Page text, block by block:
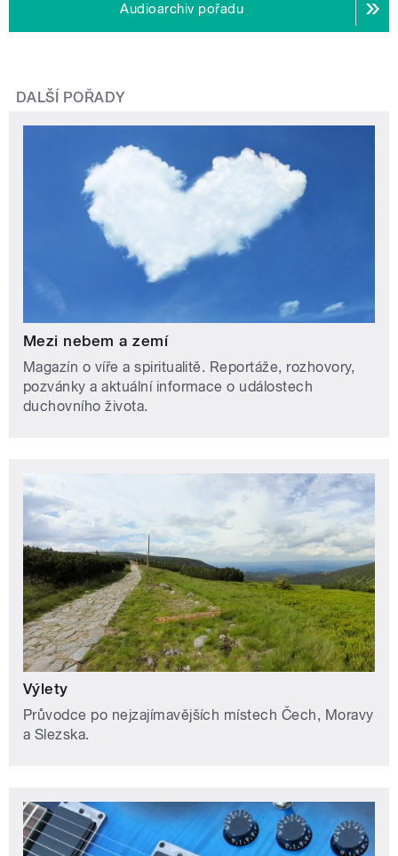
Audioarchiv pořadu
DALŠÍ POŘADY
Mezi nebem a zemí
Magazín o víře a spiritualitě. Reportáže, rozhovory,
pozvánky a aktuální informace o událostech
duchovního života.
Výlety
Průvodce po nejzajímavějších místech Čech, Moravy
a Slezska.